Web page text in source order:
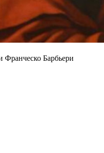
Барбьери